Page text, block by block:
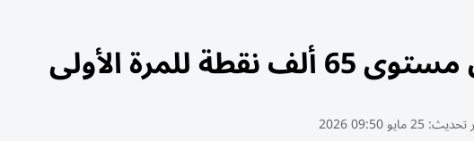
للمرة الأولى
تحديث:25 مايو 09:50 2026